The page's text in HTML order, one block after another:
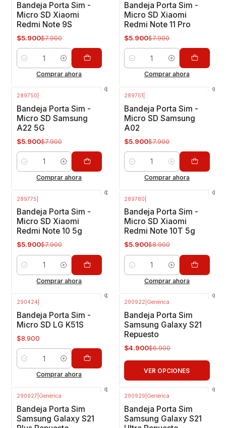
Bandeja Porta Sim -
Micro SD Xiaomi
Redmi Note 9S
$5.900$7.900
Cantidad
Comprar ahora
Bandeja Porta Sim -
Micro SD Xiaomi
Redmi Note 11 Pro
$5.900$7.900
Cantidad
Comprar ahora
289750
Bandeja Porta Sim -
Micro SD Samsung
A22 5G
$5.900$7.900
Cantidad
Comprar ahora
289751
Bandeja Porta Sim -
Micro SD Samsung
A02
$5.900$7.900
Cantidad
Comprar ahora
289775
Bandeja Porta Sim -
Micro SD Xiaomi
Redmi Note 10 5g
$5.900$7.900
Cantidad
Comprar ahora
289780
Bandeja Porta Sim -
Micro SD Xiaomi
Redmi Note 10T 5g
$5.900$8.900
Cantidad
Comprar ahora
290424
Bandeja Porta Sim -
Micro SD LG K51S
$8.900
Cantidad
Comprar ahora
290922 Genérica
Bandeja Porta Sim
Samsung Galaxy S21
Repuesto
$4.900$6.900
VER OPCIONES
290927 Genérica
Bandeja Porta Sim
Samsung Galaxy S21
290929 Genérica
Bandeja Porta Sim
Samsung Galaxy S21